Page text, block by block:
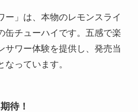
ー」は、本物のレモンスライ
缶チューハイです。五感で楽
サワー体験を提供し、発売当
っています。
待！